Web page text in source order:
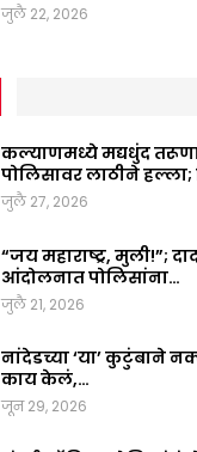
जुलै 22, 2026
कल्याणमध्ये मद्यधुंद
पोलिसावर लाठीने हल्ला;
जुलै 27, 2026
“जय महाराष्ट्र, मुली!”;
आंदोलनात पोलिसांना…
जुलै 21, 2026
नांदेडच्या ‘या’ कुटुंबाने
काय केलं,…
जून 29, 2026